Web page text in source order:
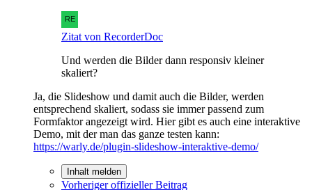
Zitat von RecorderDoc
Und werden die Bilder dann responsiv kleiner
skaliert?
Ja, die Slideshow und damit auch die Bilder, werden
entsprechend skaliert, sodass sie immer passend zum
Formfaktor angezeigt wird. Hier gibt es auch eine interaktive
Demo, mit der man das ganze testen kann:
https://warly.de/plugin-slideshow-interaktive-demo/
Inhalt melden
Vorheriger offizieller Beitrag